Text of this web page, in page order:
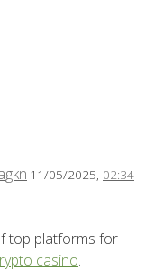
11/05/2025, 02:34
top platforms for
casino.